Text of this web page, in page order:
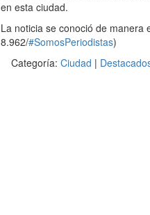
en esta ciudad.
La noticia se conoció de manera
8.962/#SomosPeriodistas)
Categoría: Ciudad |